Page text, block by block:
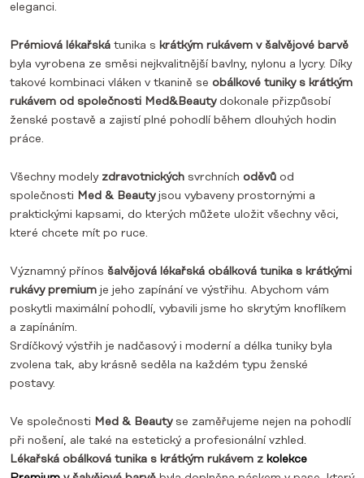
eleganci.
Prémiová lékařská tunika s krátkým rukávem v šalvějové barvě
byla vyrobena ze směsi nejkvalitnější bavlny, nylonu a lycry. Díky
takové kombinaci vláken v tkanině se obálkové tuniky s krátkým
rukávem od společnosti Med&Beautydokonale přizpůsobí
ženské postavě a zajistí plné pohodlí během dlouhých hodin
práce.
Všechny modely zdravotnických svrchních oděvů od
společnosti Med & Beautyjsou vybaveny prostornými a
praktickými kapsami, do kterých můžete uložit všechny věci,
které chcete mít po ruce.
Významný přínos šalvějová lékařská obálková tunika s krátkými
rukávy premium je jeho zapínání ve výstřihu. Abychom vám
poskytli maximální pohodlí, vybavili jsme ho skrytým knoflíkem
a zapínáním.
Srdíčkový výstřih je nadčasový i moderní a délka tuniky byla
zvolena tak, aby krásně seděla na každém typu ženské
postavy.
Ve společnosti Med & Beautyse zaměřujeme nejen na pohodlí
při nošení, ale také na estetický a profesionální vzhled.
Lékařská obálková tunika s krátkým rukávem z kolekce